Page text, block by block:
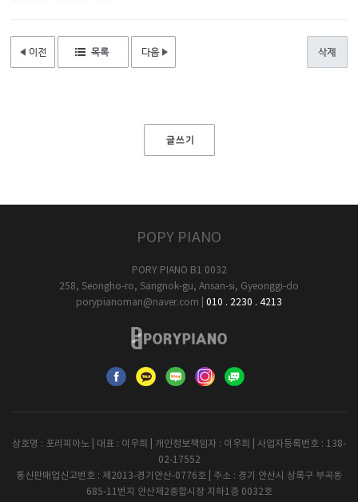
POPY PIANO
PORY PIANO B1 0032
258, Seongho-ro, Sangnok-gu, Ansan-si, Gyeonggi-do
porypianoman@naver.com
010 . 2230 . 4213
상호명 : 포리피아노 | 대표 : 이우희 | 개인정보책임자 : 이우희 | 사업자등록번호 : 138-
02-17552
통신판매업신고번호 : 제2013-경기안산-0776호 | 주소 : 경기 안산시 상록구 부곡동
685-11번지 안산제2종합시장 지하1층 0032호